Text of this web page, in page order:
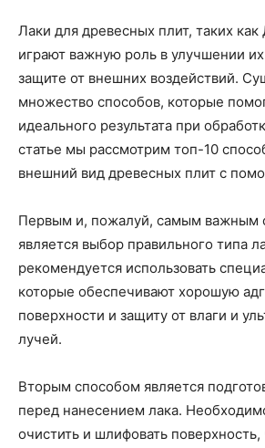
Лаки для древесных плит, таких
играют важную роль в улучшении
защите от внешних воздействий.
множество способов, которые
идеального результата при
статье мы рассмотрим топ-10
внешний вид древесных плит с
Первым и, пожалуй, самым важным
является выбор правильного типа
рекомендуется использовать
которые обеспечивают хорошую
поверхности и защиту от влаги и
лучей.
Вторым способом является
перед нанесением лака.
очистить и шлифовать